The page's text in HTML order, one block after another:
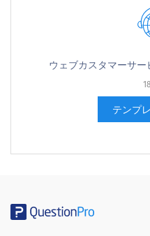
ウェブカスタマーサ
テンプ